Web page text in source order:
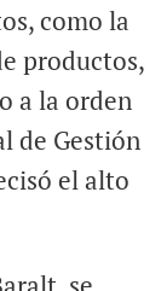
como la
productos,
a la orden
de Gestión
el alto